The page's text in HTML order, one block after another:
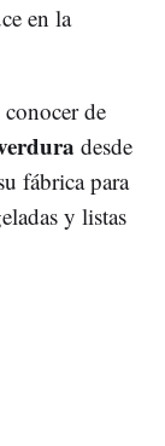
en la
de
desde
fábrica para
y listas